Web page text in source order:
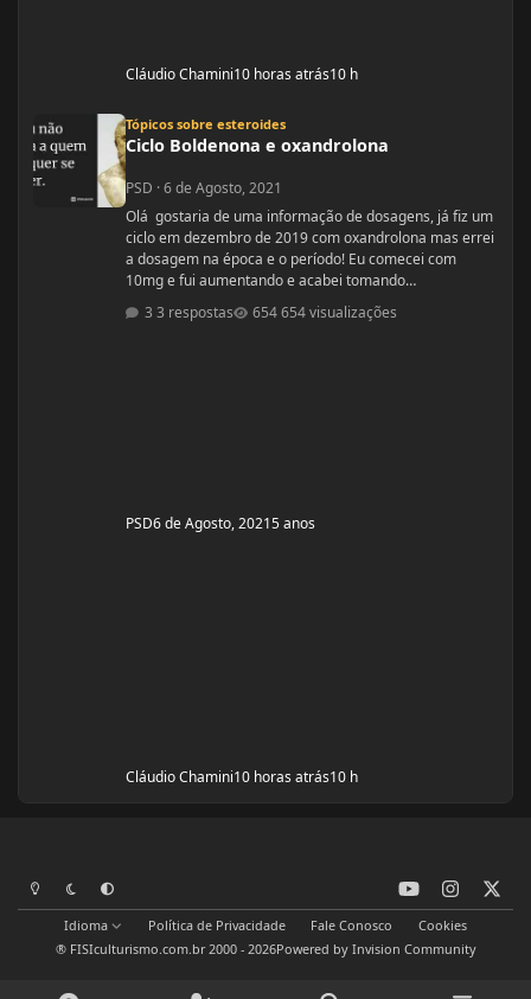
Cláudio Chamini10 horas atrás10 h
Tópicos sobre esteroides
Ciclo Boldenona e oxandrolona
PSD ·6 de Agosto, 2021
Olá gostaria de uma informação de dosagens, já fiz um
ciclo em dezembro de 2019 com oxandrolona mas errei
a dosagem na época e o período! Eu comecei com
10mg e fui aumentando e acabei tomando
60mg porque entendi errado foram 4 semanas tive
ganhos de 5 quilos. Eu já treinava na época a 4 anos já
3 respostas 654 visualizações
PSD6 de Agosto, 20215 anos
Cláudio Chamini10 horas atrás10 h
Modo ClaroModo EscuroPreferência do Sistema
o
u
n
s
Idioma Política de Privacidade Fale Conosco
Cookies
® FISIculturismo.com.br 2000 - 2026Powered by Invision Community